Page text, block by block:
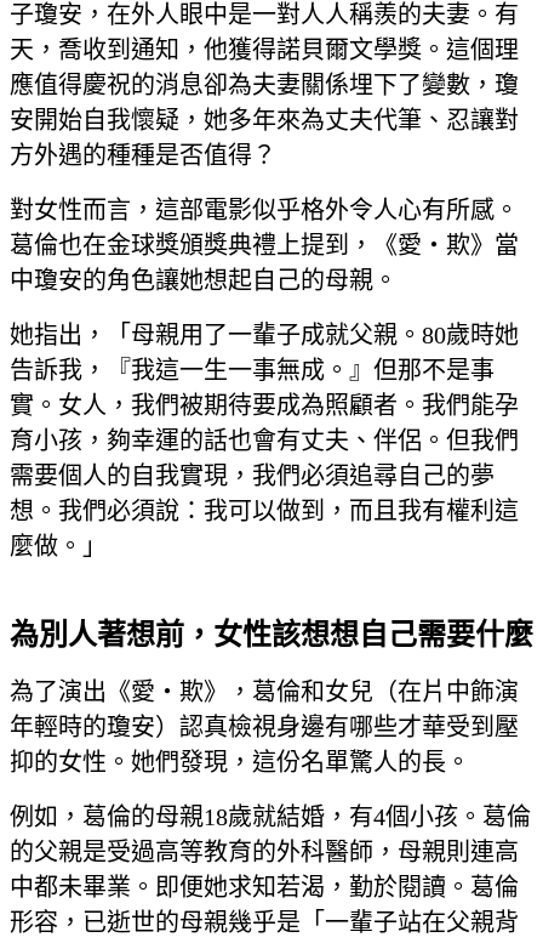
子瓊安，在外人眼中是一對人人稱羨的夫妻。有
天，喬收到通知，他獲得諾貝爾文學獎。這個理
應值得慶祝的消息卻為夫妻關係埋下了變數，瓊
安開始自我懷疑，她多年來為丈夫代筆、忍讓對
方外遇的種種是否值得？
對女性而言，這部電影似乎格外令人心有所感。
葛倫也在金球獎頒獎典禮上提到，《愛‧欺》當
中瓊安的角色讓她想起自己的母親。
她指出，「母親用了一輩子成就父親。80歲時她
告訴我，『我這一生一事無成。』但那不是事
實。女人，我們被期待要成為照顧者。我們能孕
育小孩，夠幸運的話也會有丈夫、伴侶。但我們
需要個人的自我實現，我們必須追尋自己的夢
想。我們必須說：我可以做到，而且我有權利這
麼做。」
為別人著想前，女性該想想自己需要什麼
為了演出《愛‧欺》，葛倫和女兒（在片中飾演
年輕時的瓊安）認真檢視身邊有哪些才華受到壓
抑的女性。她們發現，這份名單驚人的長。
例如，葛倫的母親18歲就結婚，有4個小孩。葛倫
的父親是受過高等教育的外科醫師，母親則連高
中都未畢業。即便她求知若渴，勤於閱讀。葛倫
形容，已逝世的母親幾乎是「一輩子站在父親背